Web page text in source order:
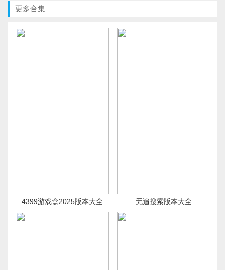
更多合集
4399游戏盒2025版本大全 无追搜索版本大全